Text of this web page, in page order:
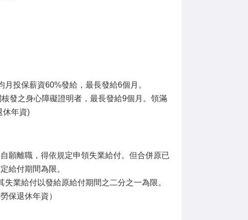
投保薪資60%發給，最長發給6個月。
發之身心障礙證明者，最長發給9個月。領滿
休年資)
願離職，得依規定申領失業給付。但合併原已
給付期間為限。
業給付以發給原給付期間之二分之一為限。
保退休年資）